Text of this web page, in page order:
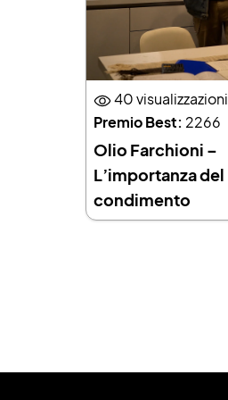
40 visualizzazioni
Premio Best: 2266
Olio Farchioni –
L’importanza del
condimento